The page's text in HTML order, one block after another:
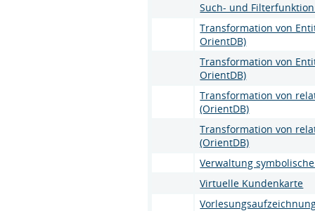
Such- und
Transformation von
OrientDB)
Transformation von
OrientDB)
Transformation von
(OrientDB)
Transformation von
(OrientDB)
Verwaltung
Virtuelle Kundenkarte